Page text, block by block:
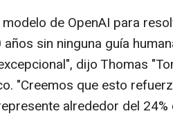
de OpenAI para
sin ninguna guía
dijo Thomas
"Creemos que esto
alrededor del 24%